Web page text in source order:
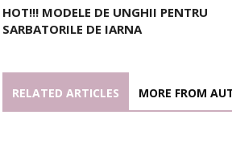
HOT!!! MODELE DE UNGHII PENTRU
SARBATORILE DE IARNA
RELATED ARTICLES MORE FROM